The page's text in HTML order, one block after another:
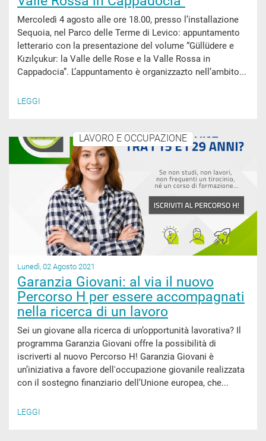
Mercoledì 4 agosto alle ore 18.00, presso l’installazione
Sequoia, nel Parco delle Terme di Levico: appuntamento
letterario con la presentazione del volume “Güllüdere e
Kızılçukur: la Valle delle Rose e la Valle Rossa in
Cappadocia”. L’appuntamento è organizzazto nell’ambito...
LEGGI
LAVORO E OCCUPAZIONE
Lunedì, 02 Agosto 2021
Garanzia Giovani: al via il nuovo
Percorso H per essere accompagnati
nella ricerca di un lavoro
Sei un giovane alla ricerca di un’opportunità lavorativa? Il
programma Garanzia Giovani offre la possibilità di
iscriverti al nuovo Percorso H! Garanzia Giovani è
un’iniziativa a favore dell'occupazione giovanile realizzata
con il sostegno finanziario dell’Unione europea, che...
LEGGI